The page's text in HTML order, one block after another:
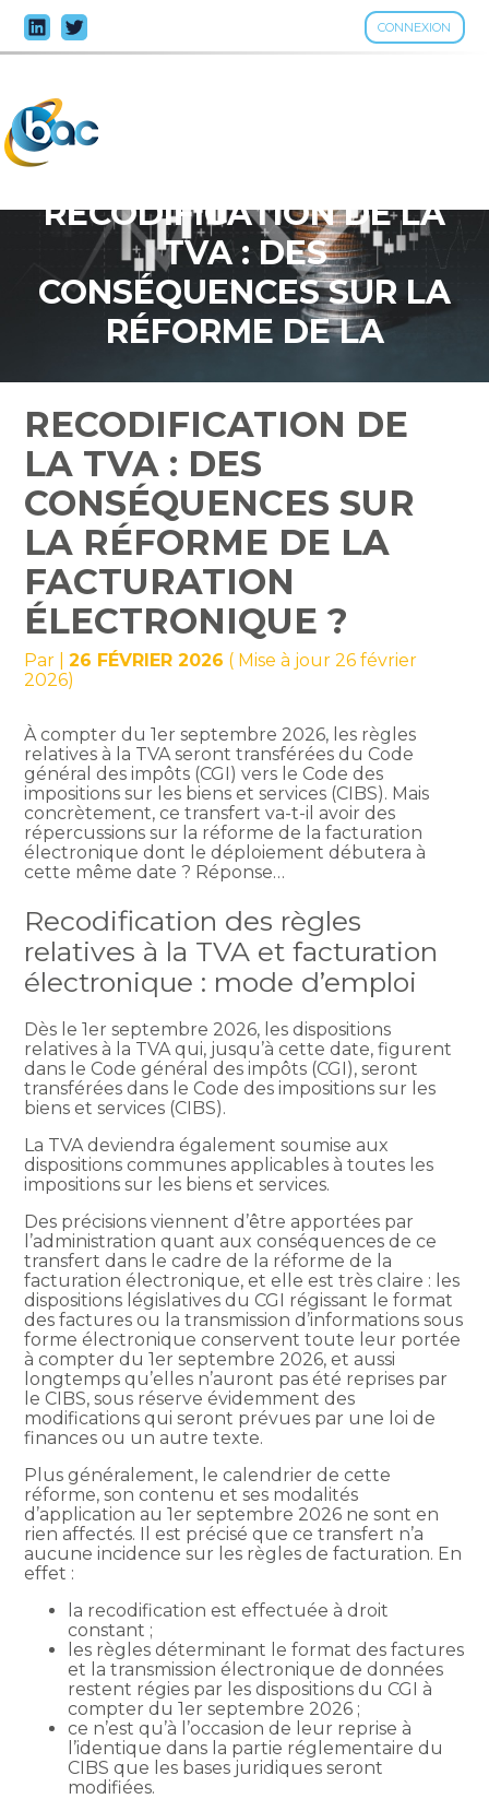
CONNEXION
Aller
au
RECODIFICATION DE LA
TVA : DES
CONSÉQUENCES SUR LA
RÉFORME DE LA
ÉLECTRONIQUE ?
RECODIFICATION DE
LA TVA : DES
CONSÉQUENCES SUR
LA RÉFORME DE LA
FACTURATION
ÉLECTRONIQUE ?
Par |26 FÉVRIER 2026 ( Mise à jour 26 février
2026)
À compter du 1er septembre 2026, les règles
relatives à la TVA seront transférées du Code
général des impôts (CGI) vers le Code des
impositions sur les biens et services (CIBS). Mais
concrètement, ce transfert va-t-il avoir des
répercussions sur la réforme de la facturation
électronique dont le déploiement débutera à
cette même date ? Réponse…
Recodification des règles
relatives à la TVA et facturation
électronique : mode d’emploi
Dès le 1er septembre 2026, les dispositions
relatives à la TVA qui, jusqu’à cette date, figurent
dans le Code général des impôts (CGI), seront
transférées dans le Code des impositions sur les
biens et services (CIBS).
La TVA deviendra également soumise aux
dispositions communes applicables à toutes les
impositions sur les biens et services.
Des précisions viennent d’être apportées par
l’administration quant aux conséquences de ce
transfert dans le cadre de la réforme de la
facturation électronique, et elle est très claire : les
dispositions législatives du CGI régissant le format
des factures ou la transmission d’informations sous
forme électronique conservent toute leur portée
à compter du 1er septembre 2026, et aussi
longtemps qu’elles n’auront pas été reprises par
le CIBS, sous réserve évidemment des
modifications qui seront prévues par une loi de
finances ou un autre texte.
Plus généralement, le calendrier de cette
réforme, son contenu et ses modalités
d’application au 1er septembre 2026 ne sont en
rien affectés. Il est précisé que ce transfert n’a
aucune incidence sur les règles de facturation. En
effet :
la recodification est effectuée à droit
constant ;
les règles déterminant le format des factures
et la transmission électronique de données
restent régies par les dispositions du CGI à
compter du 1er septembre 2026 ;
ce n’est qu’à l’occasion de leur reprise à
l’identique dans la partie réglementaire du
CIBS que les bases juridiques seront
modifiées.